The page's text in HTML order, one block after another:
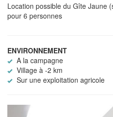
Location possible du Gîte Jaune
pour 6 personnes
ENVIRONNEMENT
A la campagne
Village à -2 km
Sur une exploitation agricole